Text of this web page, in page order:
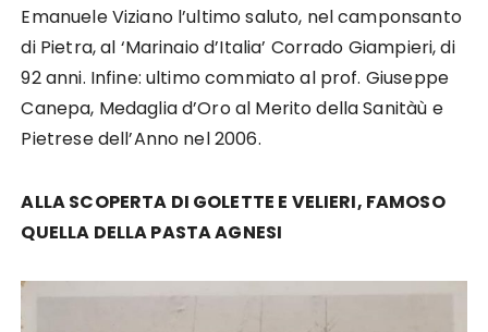
Emanuele Viziano l’ultimo saluto, nel camponsanto
di Pietra, al ‘Marinaio d’Italia’ Corrado Giampieri, di
92 anni. Infine: ultimo commiato al prof. Giuseppe
Canepa, Medaglia d’Oro al Merito della Sanitàù e
Pietrese dell’Anno nel 2006.
ALLA SCOPERTA DI GOLETTE E VELIERI, FAMOSO
QUELLA DELLA PASTA AGNESI